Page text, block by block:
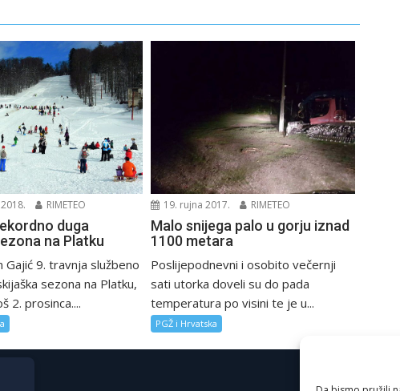
RIMETEO
duga
na Platku
Gajić 9. travnja službeno
sezona na Platku,
2. prosinca....
19. rujna 2017. RIMETEO
Malo snijega palo u gorju iznad
1100 metara
Poslijepodnevni i osobito večernji
sati utorka doveli su do pada
temperatura po visini te je u...
PGŽ i Hrvatska